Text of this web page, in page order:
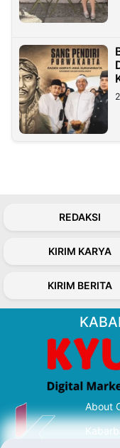
REDAKSI
KIRIM KARYA
KIRIM BERITA
About